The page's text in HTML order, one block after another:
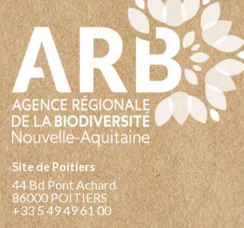
Site de Poitiers
44 Bd Pont Achard
86000 POITIERS
+33 5 49 49 61 00